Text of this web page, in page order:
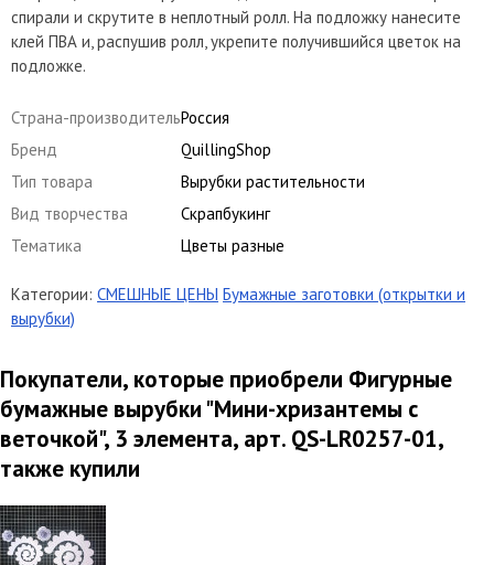
спирали и скрутите в неплотный ролл. На подложку нанесите
клей ПВА и, распушив ролл, укрепите получившийся цветок на
подложке.
Страна-производительРоссия
Бренд
QuillingShop
Тип товара
Вырубки растительности
Вид творчества
Скрапбукинг
Тематика
Цветы разные
Категории: СМЕШНЫЕ ЦЕНЫ Бумажные заготовки (открытки и
вырубки)
Покупатели, которые приобрели Фигурные
бумажные вырубки "Мини-хризантемы с
веточкой", 3 элемента, арт. QS-LR0257-01,
также купили